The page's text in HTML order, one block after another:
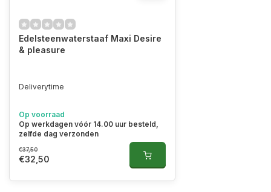
Edelsteenwaterstaaf Maxi Desire
& pleasure
Deliverytime
Op voorraad
Op werkdagen vóór 14.00 uur besteld,
zelfde dag verzonden
€37,50
€32,50